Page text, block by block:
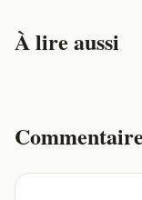
À lire aussi